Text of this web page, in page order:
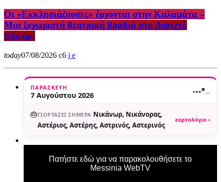
Οι «Εκκλησιάζουσες» έρχονται στην Καλαμάτα –
Μια ξεχωριστή θεατρική βραδιά στο Ανοιχτό
Θέατρο
today07/08/2026 6
ΠΑΡΑΣΚΕΥΉ
7 Αυγούστου 2026 ·--°—
🎂ΓΙΟΡΤΆΖΕΙ ΣΉΜΕΡΑ Νικάνωρ, Νικάνορας,
Αστέριος, Αστέρης, Αστρινός, Αστερινός
εορτολόγιο ›
Πατήστε εδώ για να παρακολουθήσετε το
Messinia WebTV